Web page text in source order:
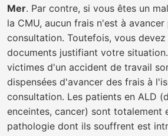
Mer. Par contre, si vous êtes un
la CMU, aucun frais n'est à avancer
consultation. Toutefois, vous
documents justifiant votre
victimes d'un accident de travail
dispensées d'avancer des frais à
consultation. Les patients en ALD
enceintes, cancer) sont totalement
pathologie dont ils souffrent est